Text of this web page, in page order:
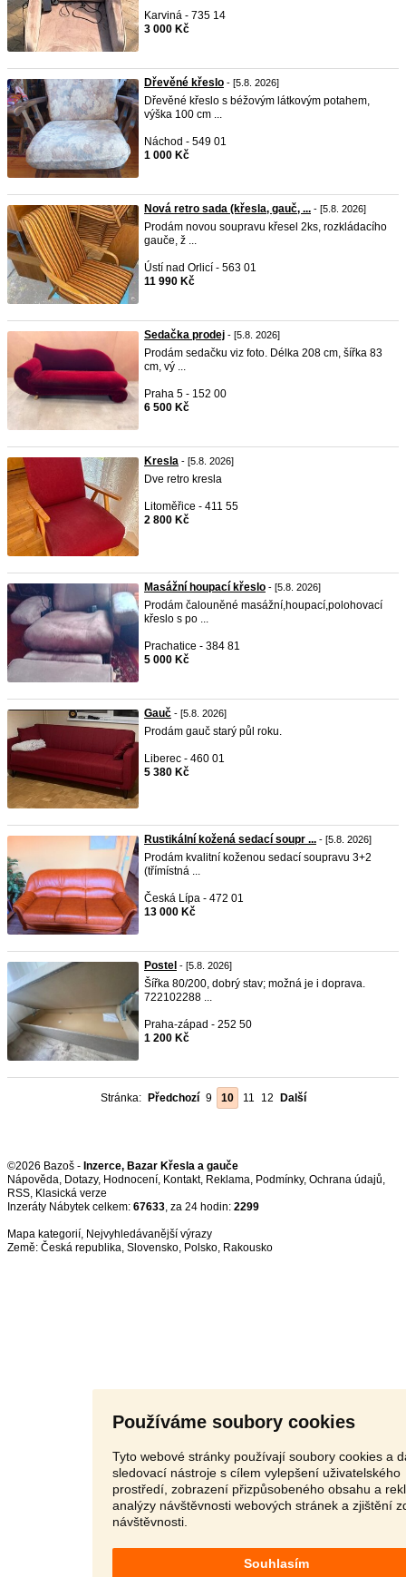
Používáme soubory cookies
Tyto webové stránky používají soubory cookies a
sledovací nástroje s cílem vylepšení uživatelského
prostředí, zobrazení přizpůsobeného obsahu a
analýzy návštěvnosti webových stránek a zjištění
návštěvnosti.
Souhlasím
Karviná - 735 14
3 000 Kč
Dřevěné křeslo - [5.8. 2026]
Dřevěné křeslo s béžovým látkovým potahem,
výška 100 cm ...
Náchod - 549 01
1 000 Kč
Nová retro sada (křesla, gauč, ... - [5.8. 2026]
Prodám novou soupravu křesel 2ks, rozkládacího
gauče, ž ...
Ústí nad Orlicí - 563 01
11 990 Kč
Sedačka prodej - [5.8. 2026]
Prodám sedačku viz foto. Délka 208 cm, šířka 83
cm, vý ...
Praha 5 - 152 00
6 500 Kč
Kresla - [5.8. 2026]
Dve retro kresla
Litoměřice - 411 55
2 800 Kč
Masážní houpací křeslo - [5.8. 2026]
Prodám čalouněné masážní,houpací,polohovací
křeslo s po ...
Prachatice - 384 81
5 000 Kč
Gauč - [5.8. 2026]
Prodám gauč starý půl roku.
Liberec - 460 01
5 380 Kč
Rustikální kožená sedací soupr ... - [5.8. 2026]
Prodám kvalitní koženou sedací soupravu 3+2
(třímístná ...
Česká Lípa - 472 01
13 000 Kč
Postel - [5.8. 2026]
Šířka 80/200, dobrý stav; možná je i doprava.
722102288 ...
Praha-západ - 252 50
1 200 Kč
Stránka: Předchozí 9 10 11 12 Další
©2026 Bazoš - Inzerce, Bazar Křesla a gauče
Nápověda, Dotazy, Hodnocení, Kontakt, Reklama, Podmínky, Ochrana údajů,
RSS,
Inzeráty Nábytek celkem: 67633, za 24 hodin: 2299
Mapa kategorií, Nejvyhledávanější výrazy
Země: Česká republika, Slovensko, Polsko, Rakousko